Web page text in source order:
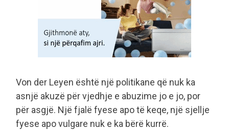
Von der Leyen është një politikane që nuk ka
asnjë akuzë për vjedhje e abuzime jo e jo, por
për asgjë. Një fjalë fyese apo të keqe, një sjellje
fyese apo vulgare nuk e ka bërë kurrë.